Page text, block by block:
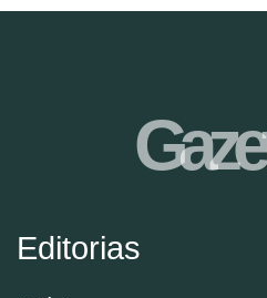
Editorias